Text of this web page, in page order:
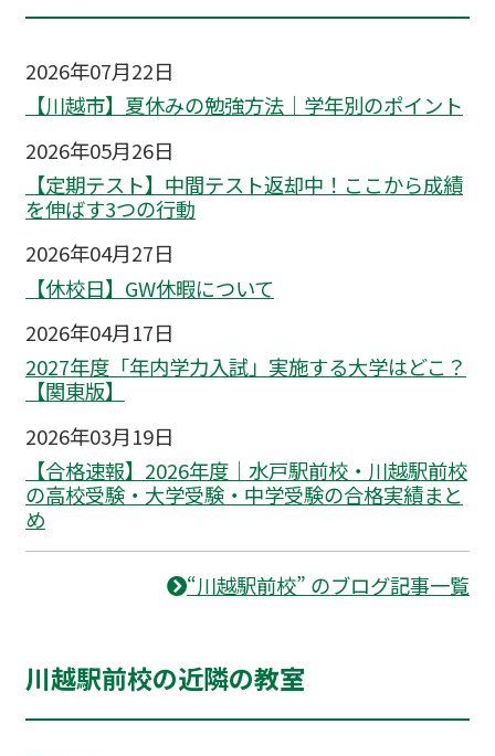
2026年07月22日
【川越市】夏休みの勉強方法｜学年別のポイント
2026年05月26日
【定期テスト】中間テスト返却中！ここから成績
を伸ばす3つの行動
2026年04月27日
【休校日】GW休暇について
2026年04月17日
2027年度「年内学力入試」実施する大学はどこ？
【関東版】
2026年03月19日
【合格速報】2026年度｜水戸駅前校・川越駅前校
の高校受験・大学受験・中学受験の合格実績まと
め
“川越駅前校” のブログ記事一覧
川越駅前校の近隣の教室